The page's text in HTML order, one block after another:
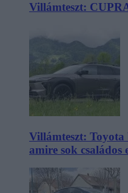
Villámteszt:
Villámteszt:
amire sok családos